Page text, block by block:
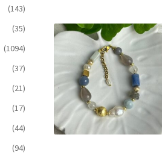
(143)
(35)
(1094)
(37)
(21)
(17)
(44)
(94)